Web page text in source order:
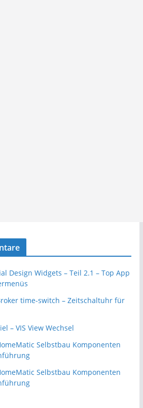
Design Widgets – Teil 2.1 – Top App
time-switch – Zeitschaltuhr für
– VIS View Wechsel
Selbstbau Komponenten
Selbstbau Komponenten